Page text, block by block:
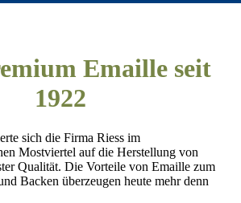
Emaille seit
1922
sich die Firma Riess im
Mostviertel auf die Herstellung von
Qualität. Die Vorteile von Emaille zum
Backen überzeugen heute mehr denn